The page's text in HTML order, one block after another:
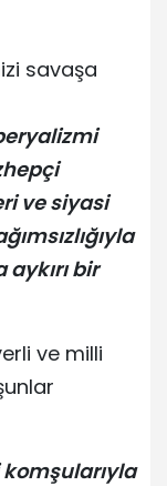
savaşa
ve siyasi
bir
ve milli